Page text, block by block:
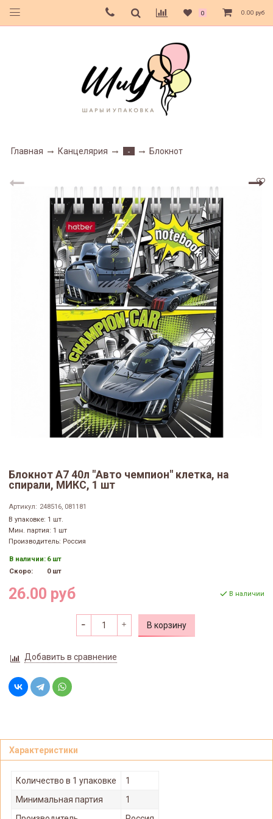
0 0.00 руб
Главная Канцелярия - Блокнот
Блокнот А7 40л "Авто чемпион" клетка, на
спирали, МИКС, 1 шт
Артикул: 248516, 081181
В упаковке: 1 шт.
Мин. партия: 1 шт
Производитель: Россия
В наличии: 6 шт
Скоро:
0 шт
26.00 руб В наличии
В корзину
Добавить в сравнение
Характеристики
Количество в 1 упаковке
1
Минимальная партия
1